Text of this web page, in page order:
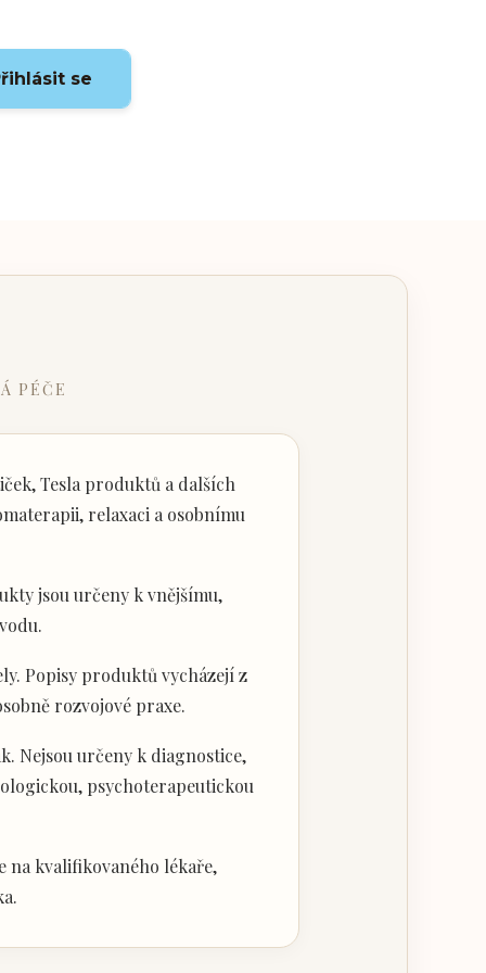
se
PÉČE
Tesla produktů a dalších
relaxaci a osobnímu
jsou určeny k vnějšímu,
Popisy produktů vycházejí z
rozvojové praxe.
Nejsou určeny k diagnostice,
psychoterapeutickou
na kvalifikovaného lékaře,